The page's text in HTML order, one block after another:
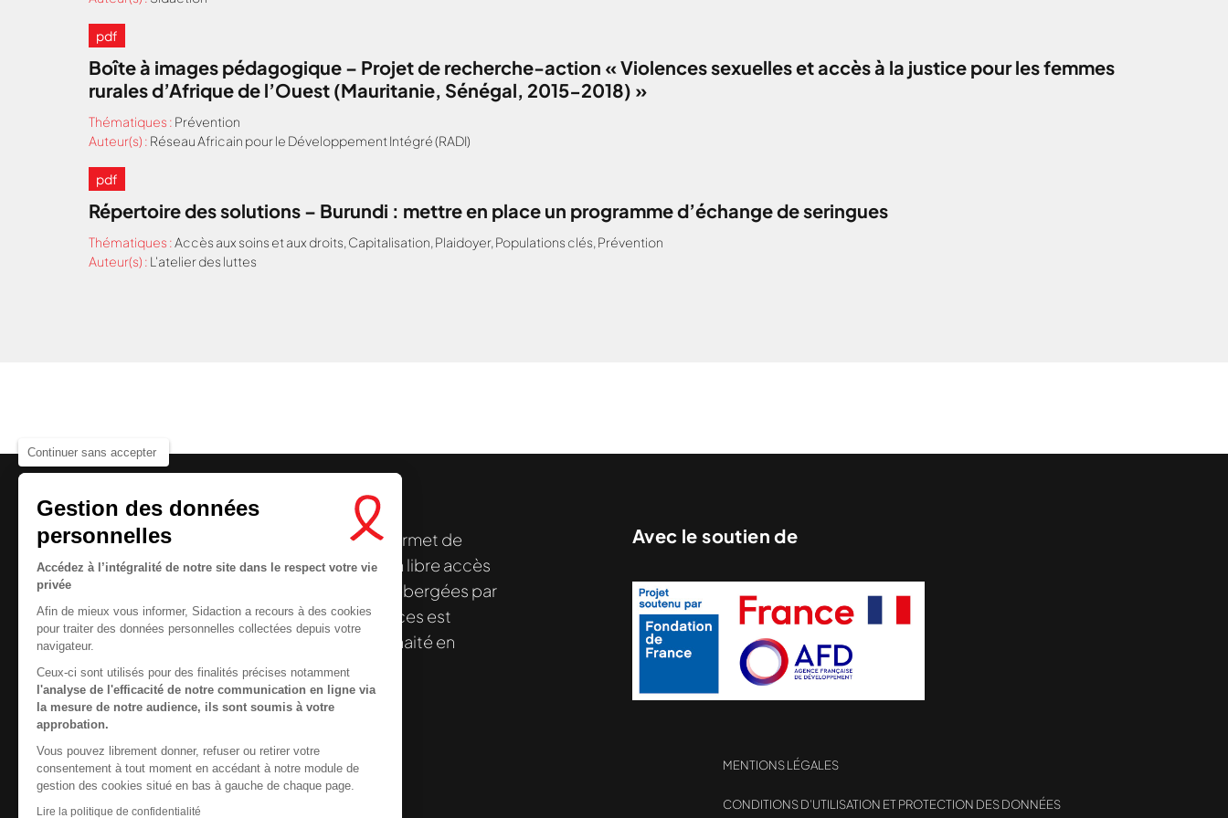
Continuer sans accepter
Gestion des données
personnelles
Accédez à l’intégralité de notre site dans le respect votre vie
privée
Afin de mieux vous informer, Sidaction a recours à des cookies
pour traiter des données personnelles collectées depuis votre
navigateur.
Ceux-ci sont utilisés pour des finalités précises notamment
l'analyse de l'efficacité de notre communication en ligne via
la mesure de notre audience, ils sont soumis à votre
approbation.
Vous pouvez librement donner, refuser ou retirer votre
consentement à tout moment en accédant à notre module de
gestion des cookies situé en bas à gauche de chaque page.
Lire la politique de confidentialité
pdf
Boîte à images pédagogique – Projet de recherche-action « Violences sexuelles et accès à la justice pour les femmes
rurales d’Afrique de l’Ouest (Mauritanie, Sénégal, 2015-2018) »
Thématiques : Prévention
Auteur(s) : Réseau Africain pour le Développement Intégré (RADI)
pdf
Répertoire des solutions – Burundi : mettre en place un programme d’échange de seringues
Thématiques :Accès aux soins et aux droits, Capitalisation, Plaidoyer, Populations clés, Prévention
Auteur(s) : L'atelier des luttes
Le centre de ressources de Sidactionpermet de
disposer de ressources francophones en libre accès
. À l’origine, hébergées par
la Plateforme ELSA, le Centre de ressources est
désormais gérée par Sidaction qui a souhaité en
reprendre le pilotage.
Avec le soutien de
Contactez-nous
Newsletter
MENTIONS LÉGALES
CONDITIONS D’UTILISATION ET PROTECTION DES DONNÉES